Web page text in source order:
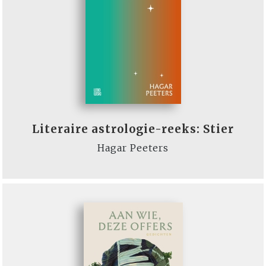
Literaire astrologie-reeks: Stier
Hagar Peeters